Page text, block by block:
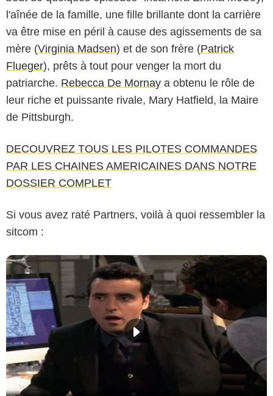
l'aînée de la famille, une fille brillante dont la carrière
va être mise en péril à cause des agissements de sa
mère (Virginia Madsen) et de son frère (Patrick
Flueger), prêts à tout pour venger la mort du
patriarche. Rebecca De Mornay a obtenu le rôle de
leur riche et puissante rivale, Mary Hatfield, la Maire
de Pittsburgh.
DECOUVREZ TOUS LES PILOTES COMMANDES
PAR LES CHAINES AMERICAINES DANS NOTRE
DOSSIER COMPLET
Si vous avez raté Partners, voilà à quoi ressembler la
sitcom :